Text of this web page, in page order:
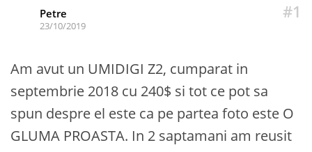
#1
Petre
23/10/2019
Am avut un UMIDIGI Z2, cumparat in
septembrie 2018 cu 240$ si tot ce pot sa
spun despre el este ca pe partea foto este O
GLUMA PROASTA. In 2 saptamani am reusit